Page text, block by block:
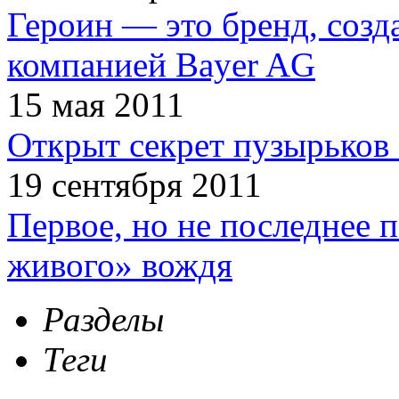
Героин — это бренд,
компанией Bayer AG
15 мая 2011
Открыт секрет пузырьков
19 сентября 2011
Первое, но не последнее
живого» вождя
Разделы
Теги